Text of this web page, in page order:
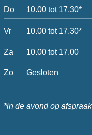
Do 10.00 tot 17.30*
Vr 10.00 tot 17.30*
Za 10.00 tot 17.00
Zo Gesloten
*in de avond op afspraak